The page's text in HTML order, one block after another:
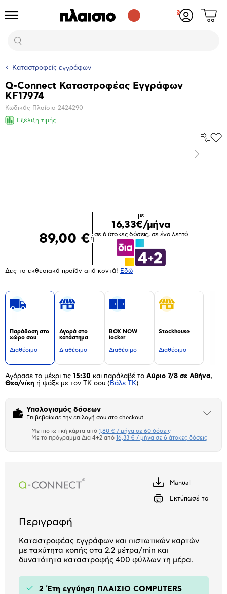
Προϊόντα
Αναζήτηση
Δες
Καταστροφείς εγγράφων
Βασικά
χαρακτηριστικά
Q-Connect Καταστροφέας Εγγράφων
KF17974
Κωδικός Πλαίσιο 2424290
Εξέλιξη τιμής
Επόμενο
89,00 €ή
με
16,33€/μήνα
σε 6 άτοκες δόσεις, σε ένα λεπτό
Δες το εκθεσιακό προϊόν από κοντά! Eδώ
Παράδοση στο
χώρο σου
Διαθέσιμο
Αγορά στο
κατάστημα
Διαθέσιμο
BOX NOW
locker
Διαθέσιμο
Stockhouse
Διαθέσιμο
Αγόρασε το μέχρι τις 15:30 και παράλαβέ το Αύριο 7/8 σε Αθήνα,
Θεσ/νίκη ή ψάξε με τον ΤΚ σου ( Βάλε ΤΚ)
Υπολογισμός δόσεων
Επιβεβαίωσε την επιλογή σου στο checkout
Άνοιξε
Πιστωτική κάρτα
Με πιστωτική κάρτα από 1,80 € / μήνα σε 60 δόσεις
Με το πρόγραμμα Δια 4+2 από 16,33 € / μήνα σε 6 άτοκες δόσεις
Κατέβασέ
το
Manual
Εκτύπωσέ το
Περιγραφή
Καταστροφέας εγγράφων και πιστωτικών καρτών
με ταχύτητα κοπής στα 2.2 μέτρα/min και
δυνατότητα καταστροφής 400 φύλλων τη μέρα.
2 Έτη εγγύηση ΠΛΑΙΣΙΟ COMPUTERS